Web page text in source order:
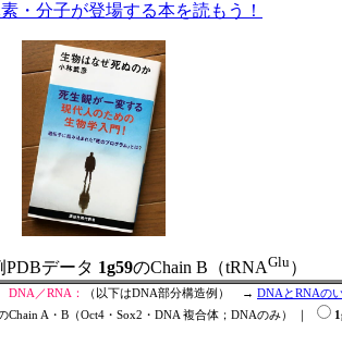
・分子が登場する本を読もう！
データ 1g59のChain B（tRNAGlu）
／RNA： （以下はDNA部分構造例） → DNAとRNAの
Chain A・B（Oct4・Sox2・DNA 複合体；DNAのみ） ｜